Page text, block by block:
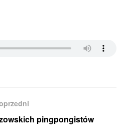
pingpongistów